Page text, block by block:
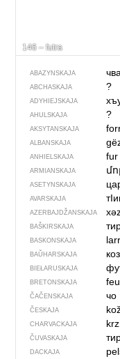
146 – futra
ABAZYNSKAJA чва
ABCHASKAJA ?
ADYHIEJSKAJA
AHULSKAJA ?
AKSYTANSKAJA
ALBANSKAJA
ANHIELSKAJA fur
ARMIANSKAJA
ASETYNSKAJA
AVARSKAJA
AZERBAJDŽAN­SKAJA
BAŠKIRSKAJA
BASKONSKAJA
BAŬHARSKAJA
BIEŁARUSKAJA
BRETONSKAJA
ČAČENSKAJA чо
ČESKAJA
CHARVACKAJA
ČUVASKAJA
DACKAJA